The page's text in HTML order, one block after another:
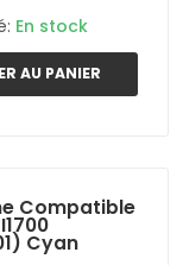
En stock
AU PANIER
Compatible
Cyan